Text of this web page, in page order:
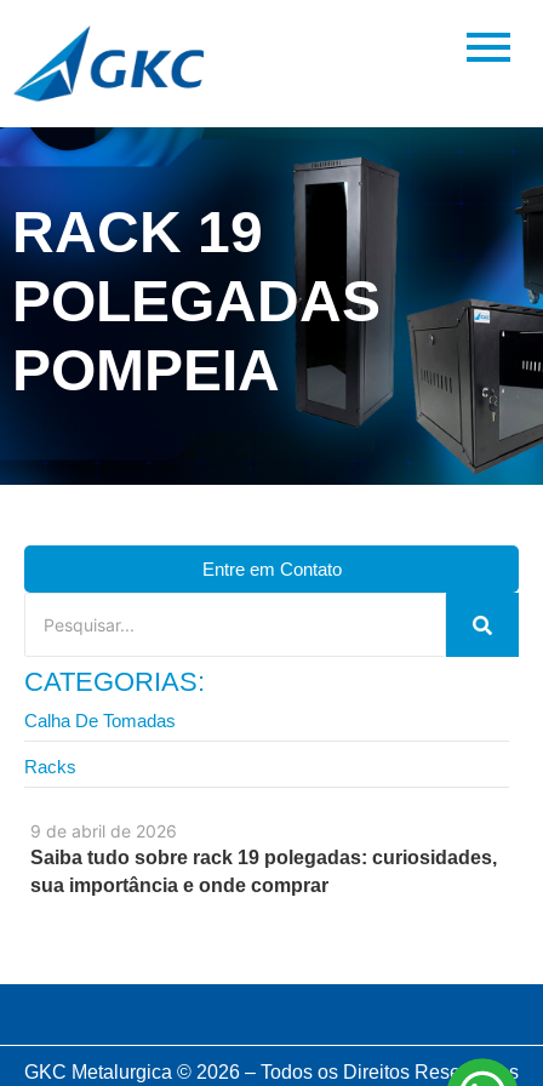
RACK 19
POLEGADAS
POMPEIA
9 de abril de 2026
Saiba tudo sobre rack 19 polegadas: curiosidades,
sua importância e onde comprar
Entre em Contato
CATEGORIAS:
Calha De Tomadas
Racks
GKC Metalurgica © 2026 – Todos os Direitos Reservados